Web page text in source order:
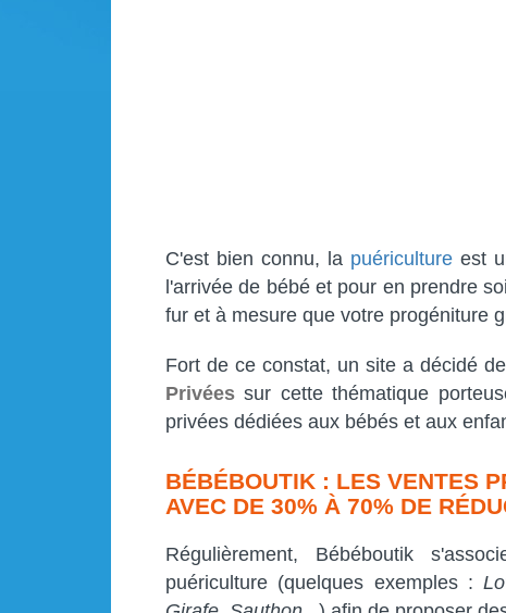
C'est bien connu, la puéricultureest
l'arrivée de bébé et pour en prendre
fur et à mesure que votre progéniture
Fort de ce constat, un site a décidé
Privées sur cette thématique
privées dédiées aux bébés et aux
BÉBÉBOUTIK : LES VENTES
AVEC DE 30% À 70% DE
Régulièrement, Bébéboutik
puériculture (quelques exemples :